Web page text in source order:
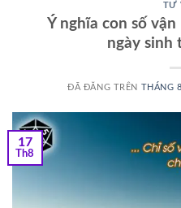
TƯ
Ý nghĩa con số
ngày sinh
ĐÃ ĐĂNG TRÊN THÁNG
17
Th8